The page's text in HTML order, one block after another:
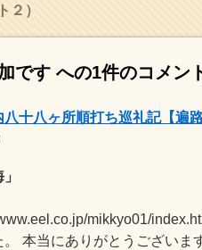
２）
です への1件のコメン
八十八ヶ所順打ち巡礼記【遍路
mikkyo01/
本当にありがとうございま